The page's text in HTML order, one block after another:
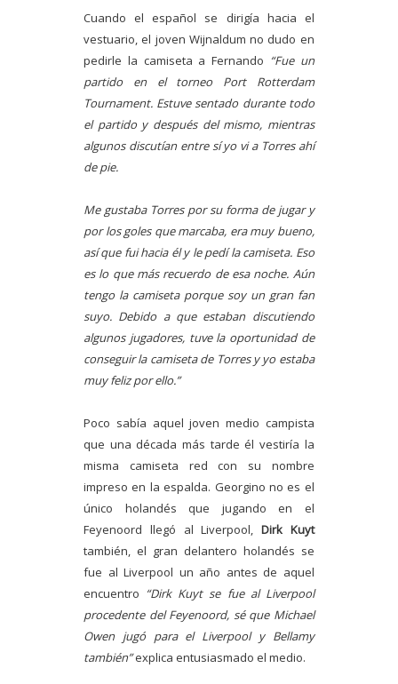
Cuando el español se dirigía hacia el
vestuario, el joven Wijnaldum no dudo en
pedirle la camiseta a Fernando “Fue un
partido en el torneo Port Rotterdam
Tournament. Estuve sentado durante todo
el partido y después del mismo, mientras
algunos discutían entre sí yo vi a Torres ahí
de pie.
Me gustaba Torres por su forma de jugar y
por los goles que marcaba, era muy bueno,
así que fui hacia él y le pedí la camiseta. Eso
es lo que más recuerdo de esa noche. Aún
tengo la camiseta porque soy un gran fan
suyo. Debido a que estaban discutiendo
algunos jugadores, tuve la oportunidad de
conseguir la camiseta de Torres y yo estaba
muy feliz por ello.”
Poco sabía aquel joven medio campista
que una década más tarde él vestiría la
misma camiseta red con su nombre
impreso en la espalda. Georgino no es el
único holandés que jugando en el
Feyenoord llegó al Liverpool,Dirk Kuyt
también, el gran delantero holandés se
fue al Liverpool un año antes de aquel
encuentro “Dirk Kuyt se fue al Liverpool
procedente del Feyenoord, sé que Michael
Owen jugó para el Liverpool y Bellamy
también”explica entusiasmado el medio.